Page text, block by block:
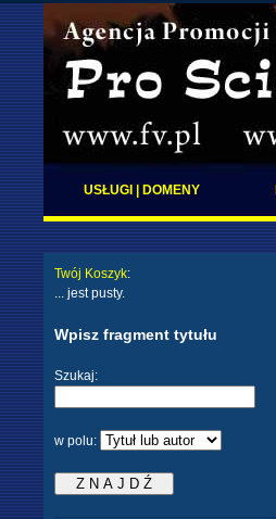
USŁUGI | DOMENY
Twój Koszyk:
... jest pusty.
Wpisz fragment tytułu
Szukaj:
w polu: